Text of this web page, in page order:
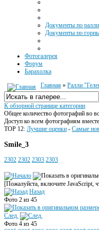
Документы по ралли
Документы по
Фотогалерея
Форум
Барахолка
Главная » Ралли
К обзорной странице категории
Общее количество фотографий во
Доступ ко всем фотографиям
TOP 12: Лучшие оценки - Самые
Smile_3
2302 2302 2303 2303
[Пожалуйста, включите JavaScript,
Назад
Фото 2 из 45
След.
Фото 4 из 45